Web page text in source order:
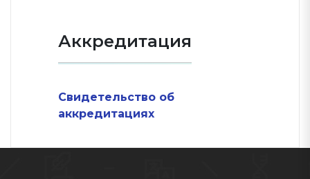
Аккредитация
Свидетельство об
аккредитациях